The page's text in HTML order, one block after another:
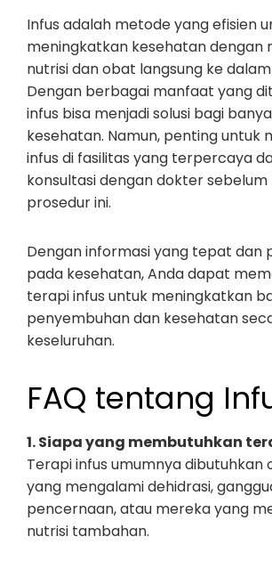
Infus adalah metode yang efisien
meningkatkan kesehatan dengan
nutrisi dan obat langsung ke
Dengan berbagai manfaat yang
infus bisa menjadi solusi bagi
kesehatan. Namun, penting untuk
infus di fasilitas yang terpercaya
konsultasi dengan dokter sebelum
prosedur ini.
Dengan informasi yang tepat dan
pada kesehatan, Anda dapat
terapi infus untuk meningkatkan
penyembuhan dan kesehatan
keseluruhan.
FAQ tentang
1. Siapa yang membutuhkan
Terapi infus umumnya dibutuhkan
yang mengalami dehidrasi,
pencernaan, atau mereka yang
nutrisi tambahan.